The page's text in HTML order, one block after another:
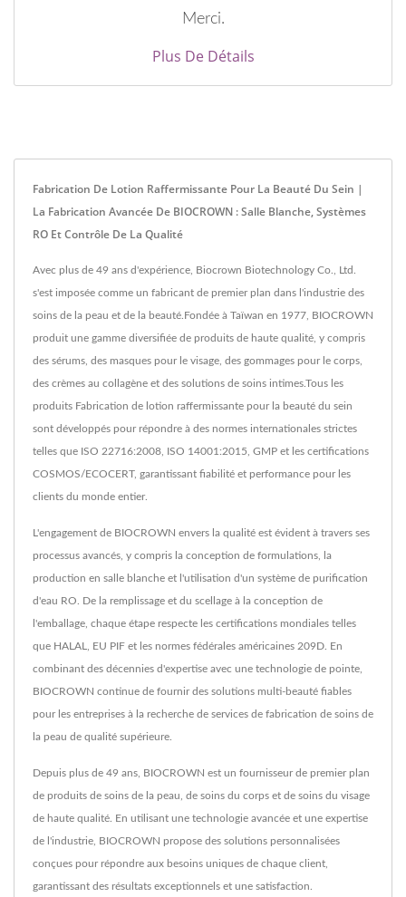
Merci.
Plus De Détails
Fabrication De Lotion Raffermissante Pour La Beauté Du Sein |
La Fabrication Avancée De BIOCROWN : Salle Blanche, Systèmes
RO Et Contrôle De La Qualité
Avec plus de 49 ans d'expérience, Biocrown Biotechnology Co., Ltd.
s'est imposée comme un fabricant de premier plan dans l'industrie des
soins de la peau et de la beauté.Fondée à Taïwan en 1977, BIOCROWN
produit une gamme diversifiée de produits de haute qualité, y compris
des sérums, des masques pour le visage, des gommages pour le corps,
des crèmes au collagène et des solutions de soins intimes.Tous les
produits Fabrication de lotion raffermissante pour la beauté du sein
sont développés pour répondre à des normes internationales strictes
telles que ISO 22716:2008, ISO 14001:2015, GMP et les certifications
COSMOS/ECOCERT, garantissant fiabilité et performance pour les
clients du monde entier.
L'engagement de BIOCROWN envers la qualité est évident à travers ses
processus avancés, y compris la conception de formulations, la
production en salle blanche et l'utilisation d'un système de purification
d'eau RO. De la remplissage et du scellage à la conception de
l'emballage, chaque étape respecte les certifications mondiales telles
que HALAL, EU PIF et les normes fédérales américaines 209D. En
combinant des décennies d'expertise avec une technologie de pointe,
BIOCROWN continue de fournir des solutions multi-beauté fiables
pour les entreprises à la recherche de services de fabrication de soins de
la peau de qualité supérieure.
Depuis plus de 49 ans, BIOCROWN est un fournisseur de premier plan
de produits de soins de la peau, de soins du corps et de soins du visage
de haute qualité. En utilisant une technologie avancée et une expertise
de l'industrie, BIOCROWN propose des solutions personnalisées
conçues pour répondre aux besoins uniques de chaque client,
garantissant des résultats exceptionnels et une satisfaction.